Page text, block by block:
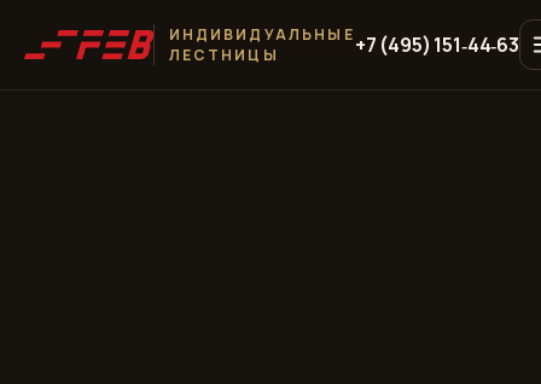
ИНДИВИДУАЛЬНЫЕ
ЛЕСТНИЦЫ
+7 (495) 151‑44‑63